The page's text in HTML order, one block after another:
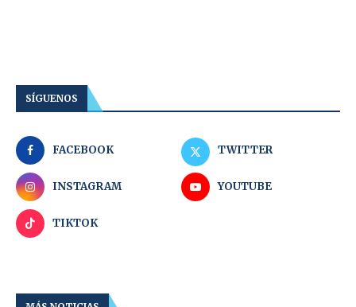
SÍGUENOS
FACEBOOK TWITTER
INSTAGRAM YOUTUBE
TIKTOK